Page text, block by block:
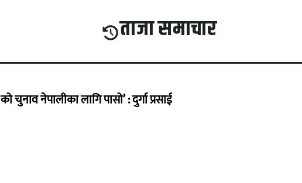
ताजा समाचार
चुनाव नेपालीका लागि पासो’ : दुर्गा प्रसाई